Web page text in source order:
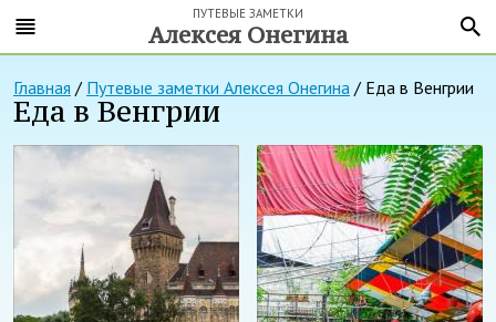
ПУТЕВЫЕ ЗАМЕТКИ
Алексея Онегина
Главная / Путевые заметки Алексея Онегина / Еда в Венгрии
Еда в Венгрии